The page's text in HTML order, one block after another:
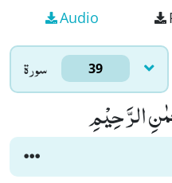
Audio
سورۃ 39
الرَّحِیْمِ